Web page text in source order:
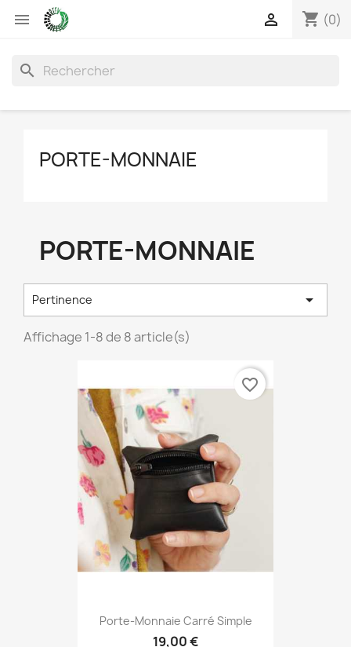
 shopping_cart (0)

search
PORTE-MONNAIE
PORTE-MONNAIE
Pertinence 
Affichage 1-8 de 8 article(s)
Porte-Monnaie Carré Simple
19,00 €
favorite_border